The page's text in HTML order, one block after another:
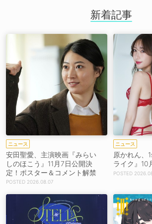
新着記事
ニュース
安田聖愛、主演映画『みらい
しのほこう』11月7日公開決
定！ポスター＆コメント解禁
2026.08.07
ニュース
原かれん、
ライク』10